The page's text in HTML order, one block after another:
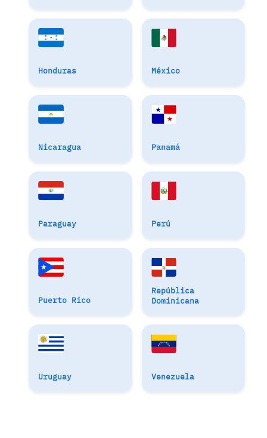
Honduras México
Nicaragua Panamá
Paraguay Perú
Puerto Rico
República
Dominicana
Uruguay Venezuela